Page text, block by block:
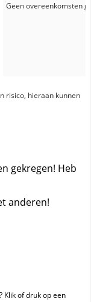
Geen overeenkomsten
risico, hieraan kunnen
gekregen! Heb
anderen!
of druk op een